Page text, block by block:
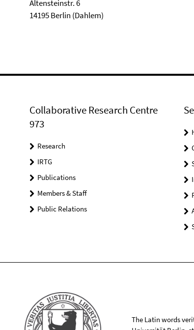
Altensteinstr. 6
14195 Berlin (Dahlem)
Collaborative Research Centre
973
Research
IRTG
Publications
Members & Staff
Public Relations
The Latin words